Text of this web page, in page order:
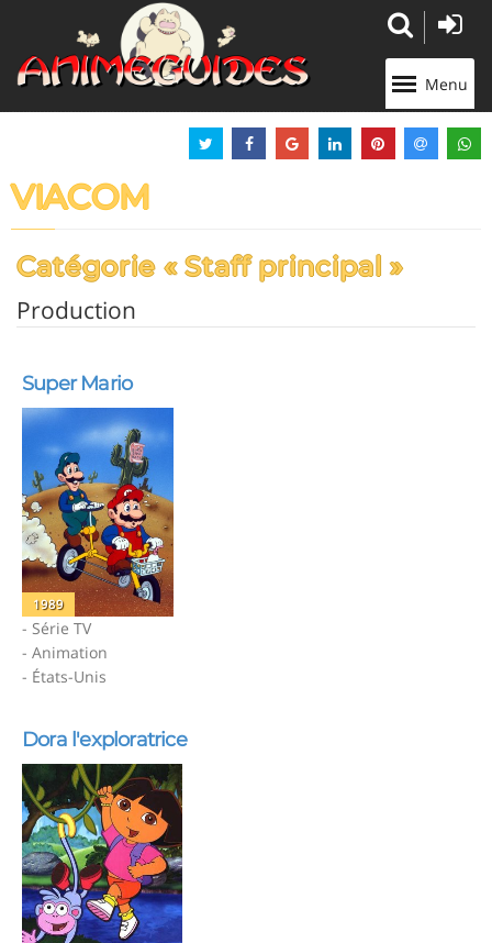
Menu
VIACOM
Catégorie « Staff principal »
Production
Super Mario
1989
- Série TV
- Animation
- États-Unis
Dora l'exploratrice
Panneau de gestion des cookies